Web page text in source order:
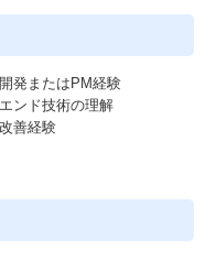
発またはPM経験
ンド技術の理解
善経験